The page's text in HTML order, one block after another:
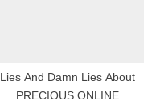
Lies And Damn Lies About
PRECIOUS ONLINE